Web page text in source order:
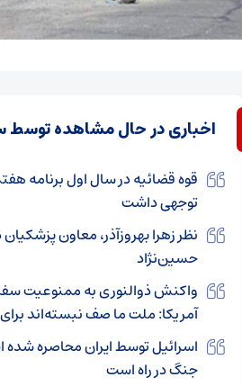
اخباری در حال مشاهده توسط
قوه قضائیه در سال اول برنامه
توجهی داشت
نظر زهرا بهروزآذر، معاون پزشکیان
حسین‌نژاد
واکنش ذوالنوری به ممنوعیت سفر
آمریکا: ملت ما صف نبسته‌اند
اسرائیل توسط ایران محاصره
جنگ در راه است